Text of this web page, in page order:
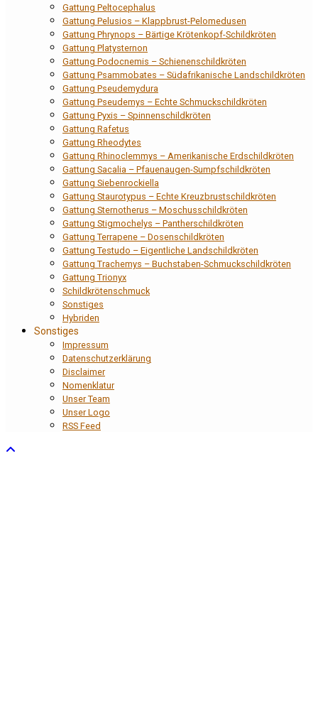
Gattung Peltocephalus
Gattung Pelusios – Klappbrust-Pelomedusen
Gattung Phrynops – Bärtige Krötenkopf-Schildkröten
Gattung Platysternon
Gattung Podocnemis – Schienenschildkröten
Gattung Psammobates – Südafrikanische Landschildkröten
Gattung Pseudemydura
Gattung Pseudemys – Echte Schmuckschildkröten
Gattung Pyxis – Spinnenschildkröten
Gattung Rafetus
Gattung Rheodytes
Gattung Rhinoclemmys – Amerikanische Erdschildkröten
Gattung Sacalia – Pfauenaugen-Sumpfschildkröten
Gattung Siebenrockiella
Gattung Staurotypus – Echte Kreuzbrustschildkröten
Gattung Sternotherus – Moschusschildkröten
Gattung Stigmochelys – Pantherschildkröten
Gattung Terrapene – Dosenschildkröten
Gattung Testudo – Eigentliche Landschildkröten
Gattung Trachemys – Buchstaben-Schmuckschildkröten
Gattung Trionyx
Schildkrötenschmuck
Sonstiges
Hybriden
Sonstiges
Impressum
Datenschutzerklärung
Disclaimer
Nomenklatur
Unser Team
Unser Logo
RSS Feed